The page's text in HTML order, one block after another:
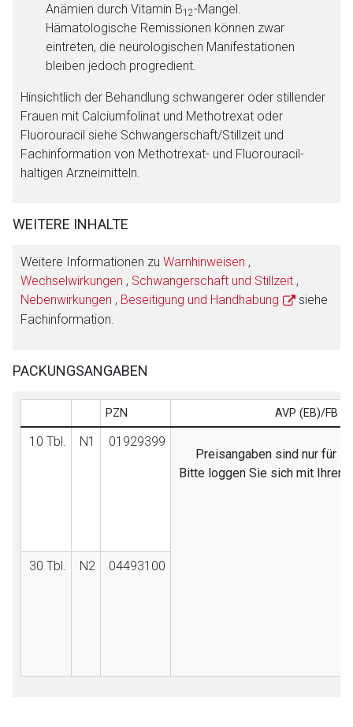
Anämien durch Vitamin B12-Mangel.
Hämatologische Remissionen können zwar
eintreten, die neurologischen Manifestationen
bleiben jedoch progredient.
Hinsichtlich der Behandlung schwangerer oder stillender
Frauen mit Calciumfolinat und Methotrexat oder
Fluorouracil siehe Schwangerschaft/Stillzeit und
Fachinformation von Methotrexat- und Fluorouracil-
haltigen Arzneimitteln.
WEITERE INHALTE
Weitere Informationen zu Warnhinweisen ,
Wechselwirkungen , Schwangerschaft und Stillzeit ,
Nebenwirkungen , Beseitigung und Handhabung
siehe
Fachinformation.
PACKUNGSANGABEN
PZN AVP (EB)/FB
10 Tbl. N1
01929399
Preisangaben sind nur für
Bitte loggen Sie sich mit Ihrem
30 Tbl. N2 04493100